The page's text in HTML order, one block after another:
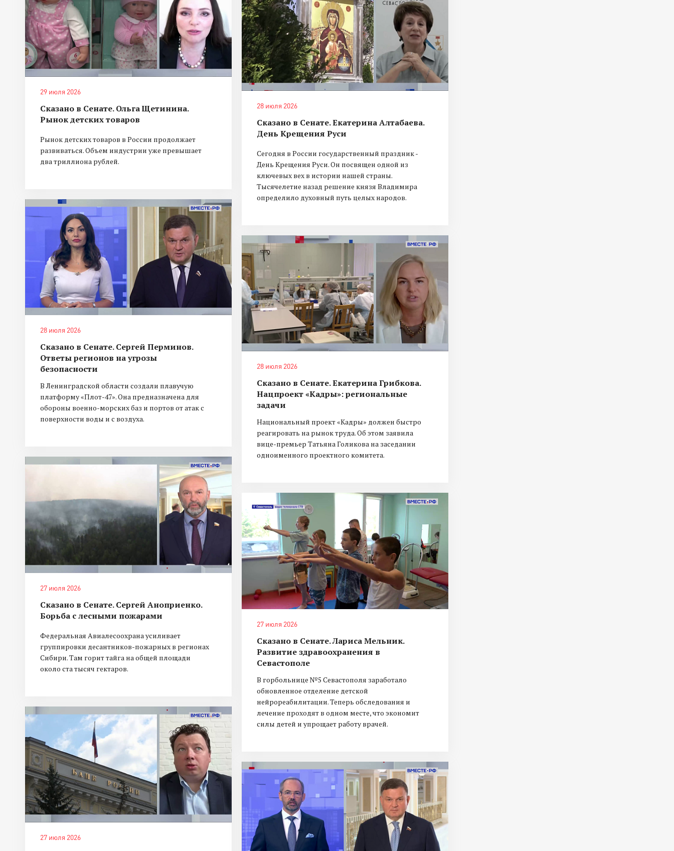
29 июля 2026
Сказано в Сенате. Ольга Щетинина.
Рынок детских товаров
Рынок детских товаров в России продолжает
развиваться. Объем индустрии уже превышает
два триллиона рублей.
28 июля 2026
Сказано в Сенате. Сергей Перминов.
Ответы регионов на угрозы
безопасности
В Ленинградской области создали плавучую
платформу «Плот-47». Она предназначена для
обороны военно-морских баз и портов от атак с
поверхности воды и с воздуха.
27 июля 2026
Сказано в Сенате. Сергей Аноприенко.
Борьба с лесными пожарами
Федеральная Авиалесоохрана усиливает
группировки десантников-пожарных в регионах
Сибири. Там горит тайга на общей площади
около ста тысяч гектаров.
27 июля 2026
28 июля 2026
Сказано в Сенате. Екатерина Алтабаева.
День Крещения Руси
Сегодня в России государственный праздник -
День Крещения Руси. Он посвящен одной из
ключевых вех в истории нашей страны.
Тысячелетие назад решение князя Владимира
определило духовный путь целых народов.
28 июля 2026
Сказано в Сенате. Екатерина Грибкова.
Нацпроект «Кадры»: региональные
задачи
Национальный проект «Кадры» должен быстро
реагировать на рынок труда. Об этом заявила
вице-премьер Татьяна Голикова на заседании
одноименного проектного комитета.
27 июля 2026
Сказано в Сенате. Лариса Мельник.
Развитие здравоохранения в
Севастополе
В горбольнице №5 Севастополя заработало
обновленное отделение детской
нейрореабилитации. Теперь обследования и
лечение проходят в одном месте, что экономит
силы детей и упрощает работу врачей.